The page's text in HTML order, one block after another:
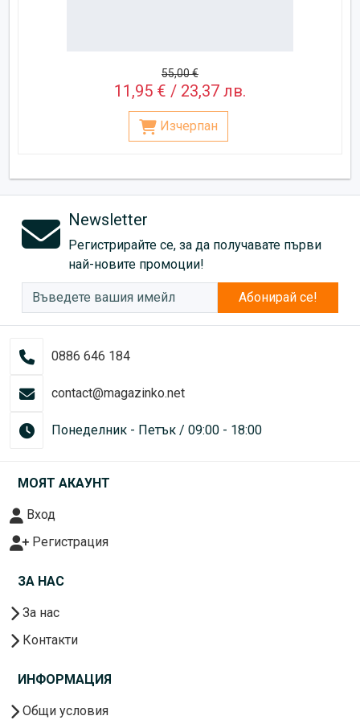
55,00 €
11,95 € / 23,37 лв.
Изчерпан
Newsletter
Регистрирайте се, за да получавате първи
най-новите промоции!
Абонирай се!
0886 646 184
contact@magazinko.net
Понеделник - Петък / 09:00 - 18:00
МОЯТ АКАУНТ
Вход
Регистрация
ЗА НАС
За нас
Контакти
ИНФОРМАЦИЯ
Общи условия